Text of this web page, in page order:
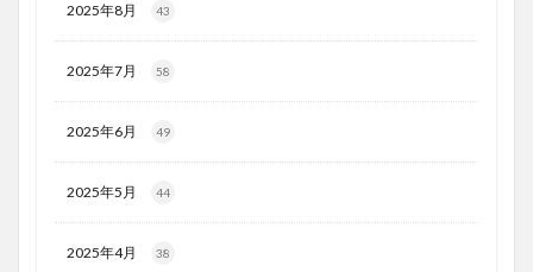
2025年8月 43
2025年7月 58
2025年6月 49
2025年5月 44
2025年4月 38